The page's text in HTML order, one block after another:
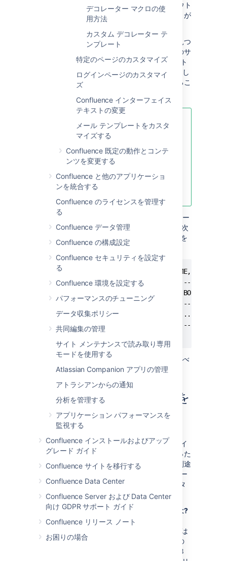
デコレーター マクロの使
用方法
カスタム デコレーター テ
ンプレート
特定のページのカスタマイズ
ログインページのカスタマイ
ズ
Confluence インターフェイス
テキストの変更
メール テンプレートをカスタ
マイズする
Confluence 既定の動作とコンテ
ンツを変更する
Confluence と他のアプリケーショ
ンを統合する
Confluence のライセンスを管理す
る
Confluence データ管理
Confluence の構成設定
Confluence セキュリティを設定す
る
Confluence 環境を設定する
パフォーマンスのチューニング
データ収集ポリシー
共同編集の管理
サイト メンテナンスで読み取り専用
モードを使用する
Atlassian Companion アプリの管理
アトラシアンからの通知
分析を管理する
アプリケーション パフォーマンスを
監視する
Confluence インストールおよびアップ
グレード ガイド
Confluence サイトを移行する
Confluence Data Center
Confluence Server および Data Center
向け GDPR サポート ガイド
Confluence リリース ノート
お困りの場合
各 Confluence サイトまたはスペース レイアウト
に適用した各カスタマイズの記録を付けることが
そうでない場合、次の方法でカスタマイズを見つ
けることができます。この方法では、すべてのサ
イト レベルおよびスペース レベルのレイアウト
を Confluence サイトから単一出力として抽出し
ます。この出力から、カスタマイズを特定するこ
この方法は、次のような場合に便利
です。
スペース レイアウトをカスタマ
イズした多くのスペースがあ
サイトまたはスペース レイアウ
トの個別記録がない。
カスタム レイアウトは、Confluence データベー
ス内のDECORATORテーブルに保存されます。次
のような SQL を使用してレイアウトのソースを
(選択) できます。
mysql> select SPACEKEY,DECORATORNAME,BODY
+----------+---------------------+------+
| SPACEKEY | DECORATORNAME       | BODY |
+----------+---------------------+------+
| NULL     | decorators/main.vmd | ...  |
+----------+---------------------+------+
この例は、 MySQLでテストされましたが、すべ
ての SQL データベースに適用可能です。
ステップ 2. カスタマイズを
再適用する
Confluence にアップグレードする際には、サイ
ト全体またはスペース固有のレイアウトへ行った
カスタマイズを再適用する必要があります。別途
明記されていない限り、Confluence のマイナー
リリース アップグレードを実施した後、カスタ
マイズを再適用する必要があります。
「メジャー」および「マイナー」リリースとは?
メジャー リリースは、アップグレード後に
Confluence のバージョン番号の 1 桁目、または
小数点第 1 桁目の後 1 番目の桁数が異なるもの
です (例: Confluence 3.0 から 3.1、または 2.8